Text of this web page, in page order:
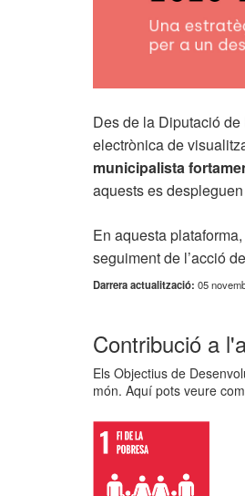
Des de la Diputació
electrònica de
municipalista
aquests es
En aquesta
seguiment de l’acció
Darrera actualització: 05
Contribució a
Els Objectius de
món. Aquí pots veure